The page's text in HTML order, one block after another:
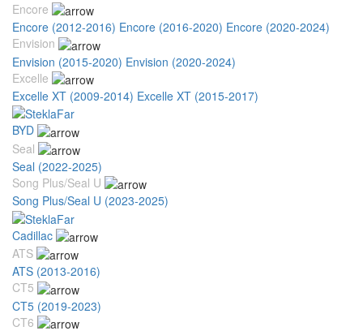
Encore
Encore (2012-2016) Encore (2016-2020) Encore (2020-2024)
Envision
Envision (2015-2020) Envision (2020-2024)
Excelle
Excelle XT (2009-2014) Excelle XT (2015-2017)
BYD
Seal
Seal (2022-2025)
Song Plus/Seal U
Song Plus/Seal U (2023-2025)
Cadillac
ATS
ATS (2013-2016)
CT5
CT5 (2019-2023)
CT6